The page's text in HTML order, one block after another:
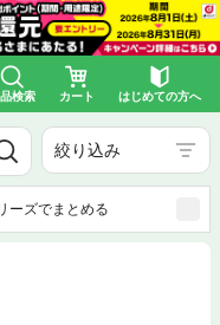
検索 カート はじめての方へ
絞り込み
ーズでまとめる